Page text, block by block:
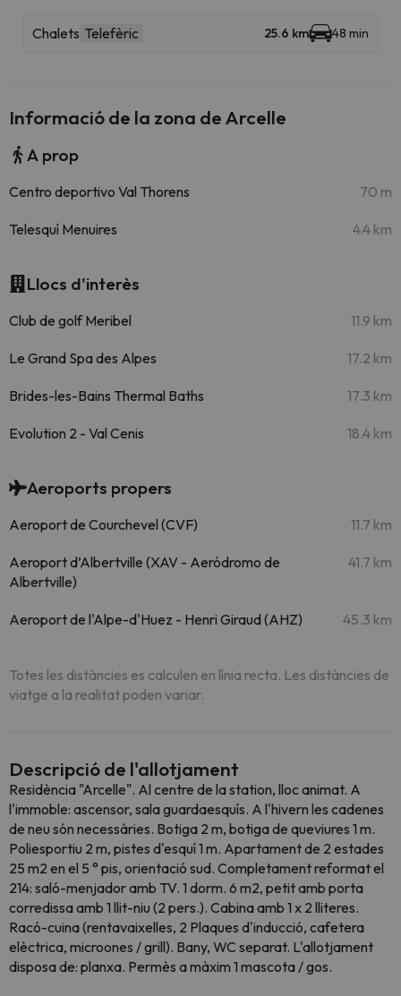
Chalets Telefèric 25.6 km 48 min
Informació de la zona de Arcelle
A prop
Centro deportivo Val Thorens 70 m
Telesquí Menuires 4.4 km
Llocs d'interès
Club de golf Meribel 11.9 km
Le Grand Spa des Alpes 17.2 km
Brides-les-Bains Thermal Baths 17.3 km
Evolution 2 - Val Cenis 18.4 km
Aeroports propers
Aeroport de Courchevel (CVF) 11.7 km
Aeroport d’Albertville (XAV - Aeródromo de
Albertville)
41.7 km
Aeroport de l'Alpe-d'Huez - Henri Giraud (AHZ) 45.3 km
Totes les distàncies es calculen en línia recta. Les distàncies de
viatge a la realitat poden variar.
Descripció de l'allotjament
Residència "Arcelle". Al centre de la station, lloc animat. A
l'immoble: ascensor, sala guardaesquís. A l'hivern les cadenes
de neu són necessàries. Botiga 2 m, botiga de queviures 1 m.
Poliesportiu 2 m, pistes d'esquí 1 m. Apartament de 2 estades
25 m2 en el 5 ° pis, orientació sud. Completament reformat el
214: saló-menjador amb TV. 1 dorm. 6 m2, petit amb porta
corredissa amb 1 llit-niu (2 pers.). Cabina amb 1 x 2 lliteres.
Racó-cuina (rentavaixelles, 2 Plaques d'inducció, cafetera
elèctrica, microones / grill). Bany, WC separat. L'allotjament
disposa de: planxa. Permès a màxim 1 mascota / gos.